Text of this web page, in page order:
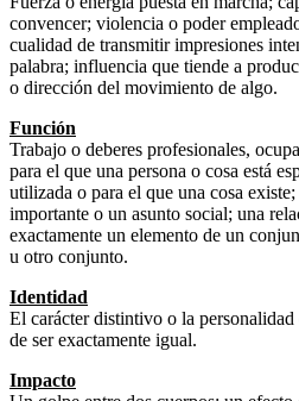
convencer; violencia o poder
cualidad de transmitir impresiones
palabra; influencia que tiende a
o dirección del movimiento de algo.
Función
Trabajo o deberes profesionales,
para el que una persona o cosa está
utilizada o para el que una cosa
importante o un asunto social; una
exactamente un elemento de un
u otro conjunto.
Identidad
El carácter distintivo o la
de ser exactamente igual.
Impacto